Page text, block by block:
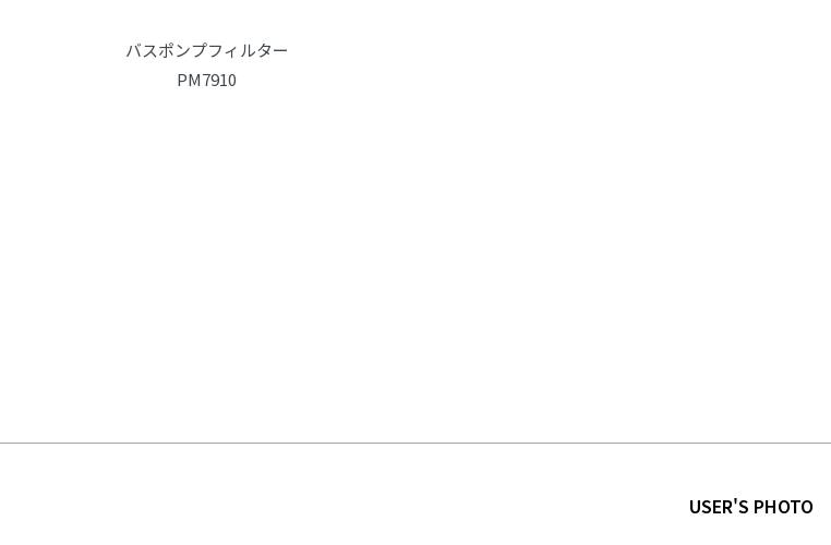
バスポンプフィルター
PM7910
USER'S PHOTO